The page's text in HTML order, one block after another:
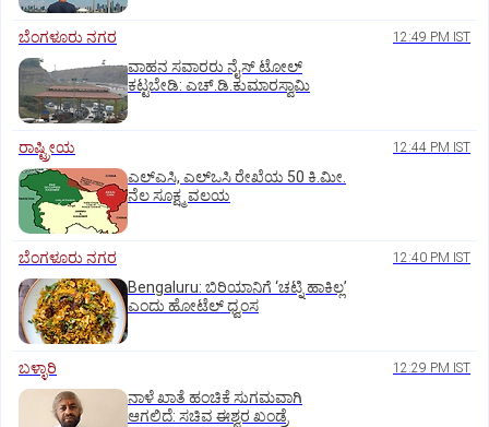
ಬೆಂಗಳೂರು ನಗರ 12:49 PM IST
ವಾಹನ ಸವಾರರು ನೈಸ್‌ ಟೋಲ್‌
ಕಟ್ಟಬೇಡಿ: ಎಚ್‌.ಡಿ.ಕುಮಾರಸ್ವಾಮಿ
ರಾಷ್ಟ್ರೀಯ 12:44 PM IST
ಎಲ್‌ಎಸಿ, ಎಲ್‌ಒಸಿ ರೇಖೆಯ 50 ಕಿ.ಮೀ.
ನೆಲ ಸೂಕ್ಷ್ಮ ವಲಯ
ಬೆಂಗಳೂರು ನಗರ 12:40 PM IST
Bengaluru: ಬಿರಿಯಾನಿಗೆ ‘ಚಟ್ನಿ ಹಾಕಿಲ್ಲ’
ಎಂದು ಹೋಟೆಲ್‌ ಧ್ವಂಸ
ಬಳ್ಳಾರಿ 12:29 PM IST
ನಾಳೆ ಖಾತೆ ಹಂಚಿಕೆ ಸುಗಮವಾಗಿ
ಆಗಲಿದೆ: ಸಚಿವ ಈಶ್ವರ ಖಂಡ್ರೆ